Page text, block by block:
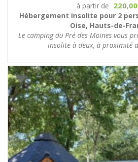
à partir de 220,00
Hébergement insolite pour 2
Oise, Hauts-de-
Le camping du Pré des Moines vous
insolite à deux, à proximité